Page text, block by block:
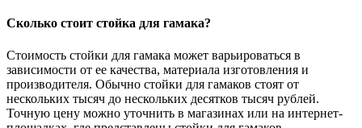
Сколько стоит стойка для гамака?
Стоимость стойки для гамака может варьироваться в
зависимости от ее качества, материала изготовления и
производителя. Обычно стойки для гамаков стоят от
нескольких тысяч до нескольких десятков тысяч рублей.
Точную цену можно уточнить в магазинах или на интернет-